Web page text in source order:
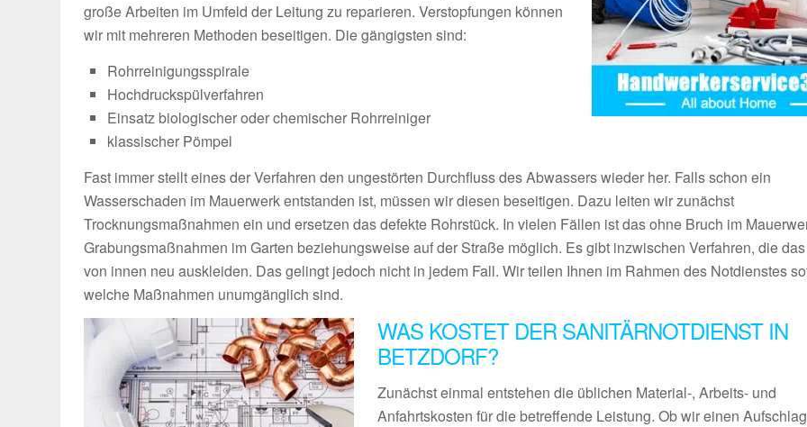
große Arbeiten im Umfeld der Leitung zu reparieren. Verstopfungen können
wir mit mehreren Methoden beseitigen. Die gängigsten sind:
Rohrreinigungsspirale
Hochdruckspülverfahren
Einsatz biologischer oder chemischer Rohrreiniger
klassischer Pömpel
Fast immer stellt eines der Verfahren den ungestörten Durchfluss des Abwassers wieder her. Falls schon ein
Wasserschaden im Mauerwerk entstanden ist, müssen wir diesen beseitigen. Dazu leiten wir zunächst
Trocknungsmaßnahmen ein und ersetzen das defekte Rohrstück. In vielen Fällen ist das ohne Bruch im
Grabungsmaßnahmen im Garten beziehungsweise auf der Straße möglich. Es gibt inzwischen Verfahren, die
von innen neu auskleiden. Das gelingt jedoch nicht in jedem Fall. Wir teilen Ihnen im Rahmen des Notdienstes
welche Maßnahmen unumgänglich sind.
WAS KOSTET DER SANITÄRNOTDIENST IN
BETZDORF?
Zunächst einmal entstehen die üblichen Material-, Arbeits- und
Anfahrtskosten für die betreffende Leistung. Ob wir einen Aufschlag